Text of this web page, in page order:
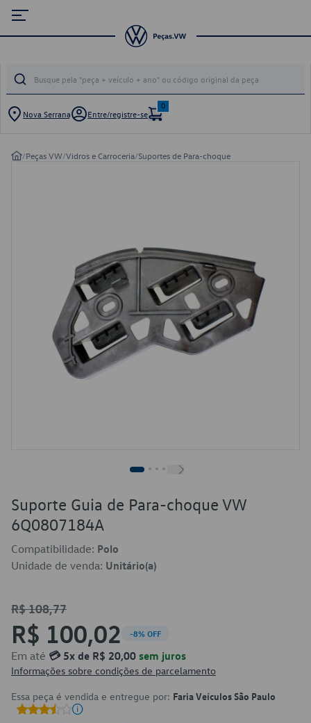
Nova Serrana Entre/registre-se
0
/Peças VW/Vidros e Carroceria/Suportes de Para-choque
Suporte Guia de Para-choque VW
6Q0807184A
Compatibilidade: Polo
Unidade de venda: Unitário(a)
R$ 108,77
R$ 100,02 -8% OFF
Em até 💳 5x de R$ 20,00 sem juros
Informações sobre condições de parcelamento
Essa peça é vendida e entregue por: Faria Veículos São Paulo